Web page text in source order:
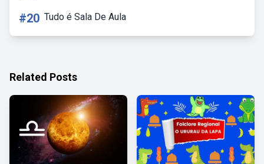
#20 Tudo é Sala De Aula
Related Posts